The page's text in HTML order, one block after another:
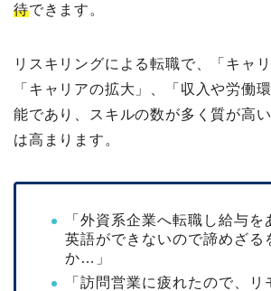
待できます。
リスキリングによる転職で、「キャ
「キャリアの拡大」、「収入や労働
能であり、スキルの数が多く質が高
は高まります。
「外資系企業へ転職し給与を
英語ができないので諦めざる
か…」
「訪問営業に疲れたので、リ